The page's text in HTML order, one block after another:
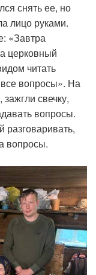
снять ее, но
лицо руками.
«Завтра
церковный
читать
вопросы». На
свечку,
вопросы.
вопросы.